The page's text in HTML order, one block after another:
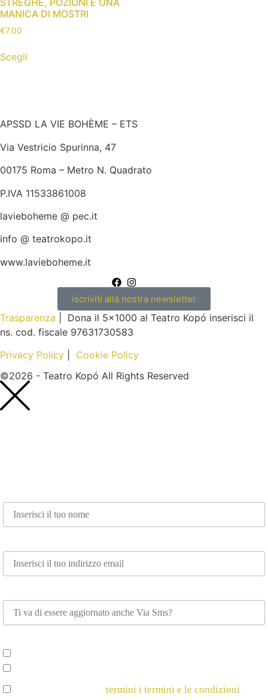
MANICA DI MOSTRI
€7.00
Scegli
APSSD LA VIE BOHÈME – ETS
Via Vestricio Spurinna, 47
00175 Roma – Metro N. Quadrato
P.IVA 11533861008
lavieboheme @ pec.it
info @ teatrokopo.it
www.lavieboheme.it
iscriviti alla nostra newsletter
Trasparenza
| Dona il 5×1000 al Teatro Kopó inserisci il
ns. cod. fiscale 97631730583
Privacy Policy
Cookie Policy
©2026 - Teatro Kopó All Rights Reserved
termini i termini e le condizioni